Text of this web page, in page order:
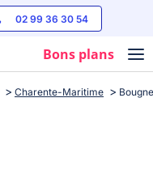
02 99 36 30 54
Bons plans
Charente-Maritime